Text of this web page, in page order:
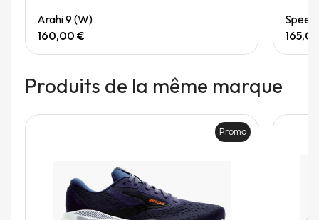
Arahi 9 (W)
160,00 €
Produits de la même marque
Promo